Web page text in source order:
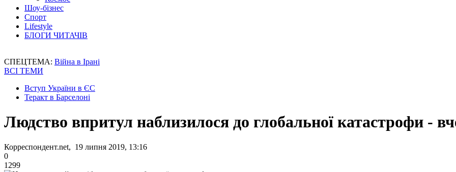
Шоу-бізнес
Спорт
Lifestyle
БЛОГИ ЧИТАЧІВ
СПЕЦТЕМА: Війна в Ірані
ВСІ ТЕМИ
Вступ України в ЄС
Теракт в Барселоні
Людство впритул наблизилося до глобальної катастрофи -
Корреспондент.net, 19 липня 2019, 13:16
0
1299